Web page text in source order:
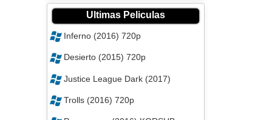
Ultimas Peliculas
Inferno (2016) 720p
Desierto (2015) 720p
Justice League Dark (2017)
Trolls (2016) 720p